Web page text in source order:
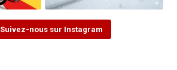
Suivez-nous sur Instagram